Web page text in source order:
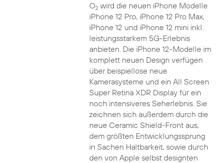
O2wird die neuen iPhone Modelle
iPhone 12 Pro, iPhone 12 Pro Max,
iPhone 12 und iPhone 12 mini inkl.
leistungsstarkem 5G-Erlebnis
anbieten. Die iPhone 12-Modelle im
komplett neuen Design verfügen
über beispiellose neue
Kamerasysteme und ein All Screen
Super Retina XDR Display für ein
noch intensiveres Seherlebnis. Sie
zeichnen sich außerdem durch die
neue Ceramic Shield-Front aus,
dem größten Entwicklungssprung
in Sachen Haltbarkeit, sowie durch
den von Apple selbst designten